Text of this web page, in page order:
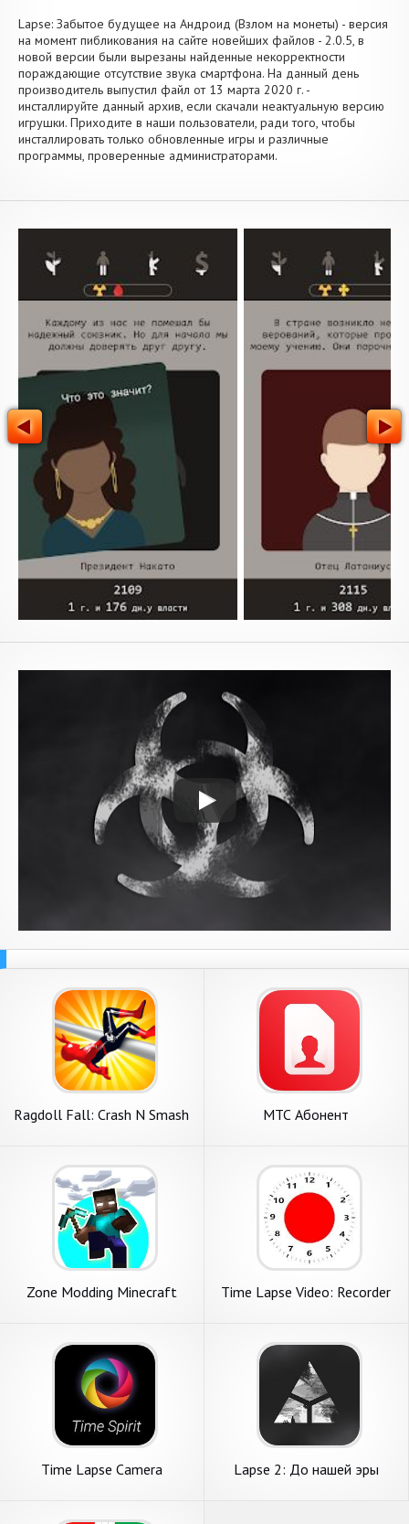
Lapse: Забытое будущее на Андроид (Взлом на монеты) - версия
на момент пибликования на сайте новейших файлов - 2.0.5, в
новой версии были вырезаны найденные некорректности
пораждающие отсутствие звука смартфона. На данный день
производитель выпустил файл от 13 марта 2020 г. -
инсталлируйте данный архив, если скачали неактуальную версию
игрушки. Приходите в наши пользователи, ради того, чтобы
инсталлировать только обновленные игры и различные
программы, проверенные администраторами.
Ragdoll Fall: Crash N Smash МТС Абонент
Zone Modding Minecraft
Time Lapse Video: Recorder
Time Lapse Camera Lapse 2: До нашей эры